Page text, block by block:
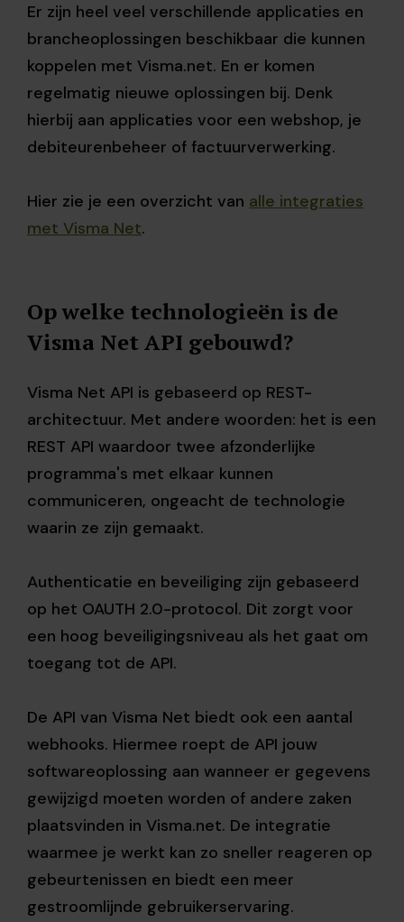
Er zijn heel veel verschillende applicaties en
brancheoplossingen beschikbaar die kunnen
koppelen met Visma.net. En er komen
regelmatig nieuwe oplossingen bij. Denk
hierbij aan applicaties voor een webshop, je
debiteurenbeheer of factuurverwerking.
Hier zie je een overzicht van alle integraties
met Visma Net.
Op welke technologieën is de
Visma Net API gebouwd?
Visma Net API is gebaseerd op REST-
architectuur. Met andere woorden: het is een
REST API waardoor twee afzonderlijke
programma's met elkaar kunnen
communiceren, ongeacht de technologie
waarin ze zijn gemaakt.
Authenticatie en beveiliging zijn gebaseerd
op het OAUTH 2.0-protocol. Dit zorgt voor
een hoog beveiligingsniveau als het gaat om
toegang tot de API.
De API van Visma Net biedt ook een aantal
webhooks. Hiermee roept de API jouw
softwareoplossing aan wanneer er gegevens
gewijzigd moeten worden of andere zaken
plaatsvinden in Visma.net. De integratie
waarmee je werkt kan zo sneller reageren op
gebeurtenissen en biedt een meer
gestroomlijnde gebruikerservaring.